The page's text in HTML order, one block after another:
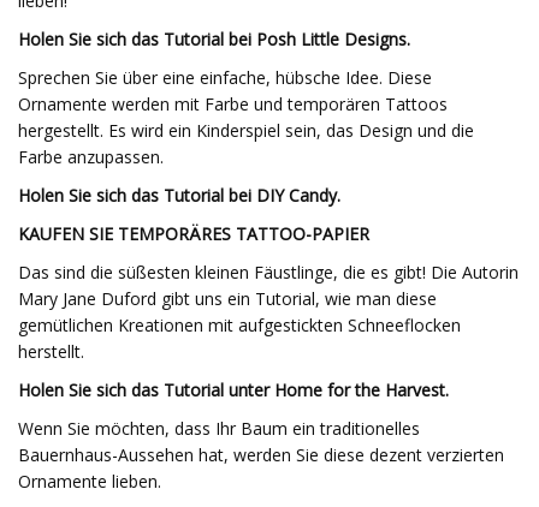
Holen Sie sich das Tutorial bei Posh Little Designs.
Sprechen Sie über eine einfache, hübsche Idee. Diese
Ornamente werden mit Farbe und temporären Tattoos
hergestellt. Es wird ein Kinderspiel sein, das Design und die
Farbe anzupassen.
Holen Sie sich das Tutorial bei DIY Candy.
KAUFEN SIE TEMPORÄRES TATTOO-PAPIER
Das sind die süßesten kleinen Fäustlinge, die es gibt! Die Autorin
Mary Jane Duford gibt uns ein Tutorial, wie man diese
gemütlichen Kreationen mit aufgestickten Schneeflocken
herstellt.
Holen Sie sich das Tutorial unter Home for the Harvest.
Wenn Sie möchten, dass Ihr Baum ein traditionelles
Bauernhaus-Aussehen hat, werden Sie diese dezent verzierten
Ornamente lieben.